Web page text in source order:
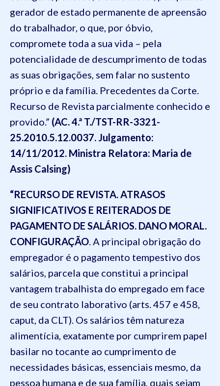
gerador de estado permanente de apreensão
do trabalhador, o que, por óbvio,
compromete toda a sua vida – pela
potencialidade de descumprimento de todas
as suas obrigações, sem falar no sustento
próprio e da família. Precedentes da Corte.
Recurso de Revista parcialmente conhecido e
provido.” (AC. 4.ª T./TST-RR-3321-
25.2010.5.12.0037. Julgamento:
14/11/2012. Ministra Relatora: Maria de
Assis Calsing)
“RECURSO DE REVISTA. ATRASOS
SIGNIFICATIVOS E REITERADOS DE
PAGAMENTO DE SALÁRIOS. DANO MORAL.
CONFIGURAÇÃO. A principal obrigação do
empregador é o pagamento tempestivo dos
salários, parcela que constitui a principal
vantagem trabalhista do empregado em face
de seu contrato laborativo (arts. 457 e 458,
caput, da CLT). Os salários têm natureza
alimentícia, exatamente por cumprirem papel
basilar no tocante ao cumprimento de
necessidades básicas, essenciais mesmo, da
pessoa humana e de sua família, quais sejam